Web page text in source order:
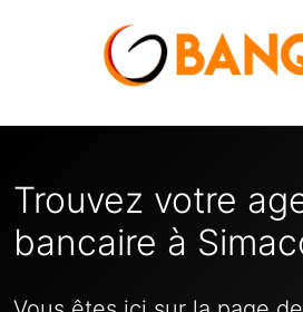
Trouvez votre
bancaire à